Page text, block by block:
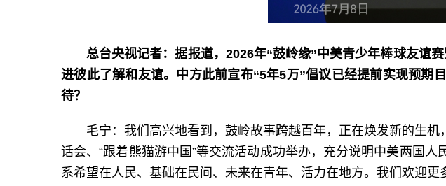
总台央视记者：据报道，2026年“鼓岭缘”中美青少年棒球友谊
进彼此了解和友谊。中方此前宣布“5年5万”倡议已经提前实现预期
待？
毛宁：我们高兴地看到，鼓岭故事跨越百年，正在焕发新的生
话会、“跟着熊猫游中国”等交流活动成功举办，充分说明中美两国
系希望在人民、基础在民间、未来在青年、活力在地方。我们欢迎